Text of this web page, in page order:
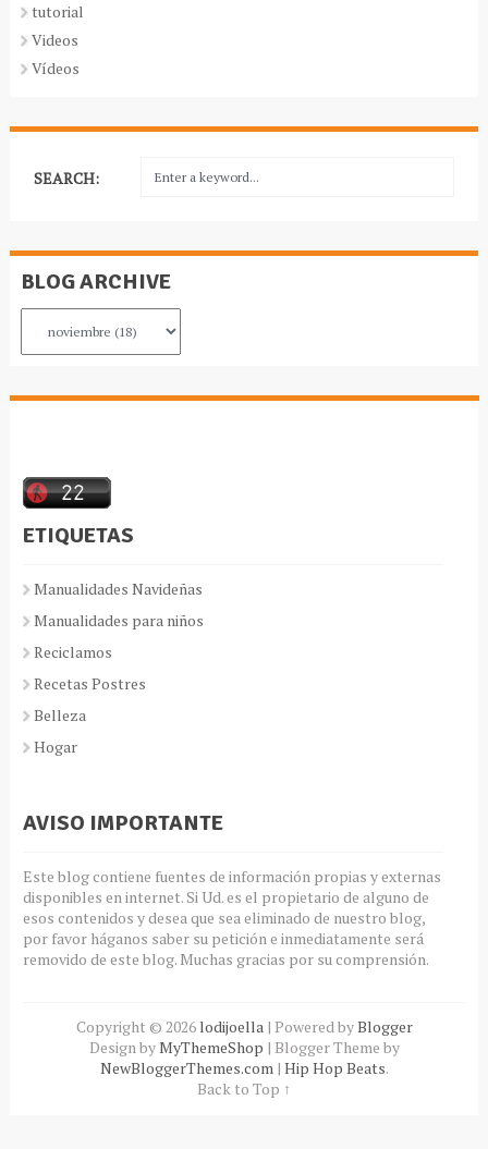
tutorial
Videos
Vídeos
SEARCH:
BLOG ARCHIVE
ETIQUETAS
Manualidades Navideñas
Manualidades para niños
Reciclamos
Recetas Postres
Belleza
Hogar
AVISO IMPORTANTE
Este blog contiene fuentes de información propias y externas
disponibles en internet. Si Ud. es el propietario de alguno de
esos contenidos y desea que sea eliminado de nuestro blog,
por favor háganos saber su petición e inmediatamente será
removido de este blog. Muchas gracias por su comprensión.
Copyright © 2026 lodijoella| Powered byBlogger
Design byMyThemeShop | Blogger Theme by
NewBloggerThemes.com| Hip Hop Beats.
Back to Top ↑